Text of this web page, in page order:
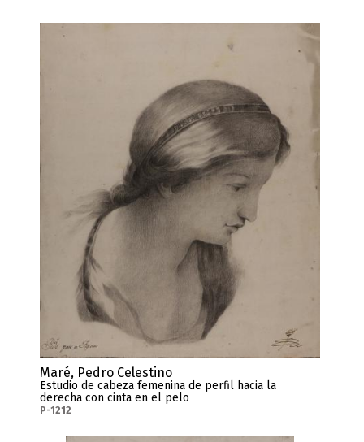
Maré, Pedro Celestino
Estudio de cabeza femenina de perfil hacia la
derecha con cinta en el pelo
P-1212